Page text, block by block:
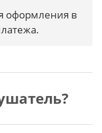
оформления в